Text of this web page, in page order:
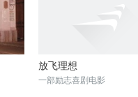
放飞理想
一部励志喜剧电影